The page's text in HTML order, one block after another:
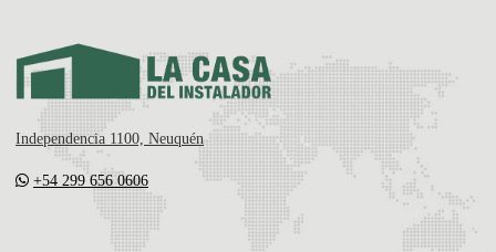
Independencia 1100, Neuquén
+54 299 656 0606